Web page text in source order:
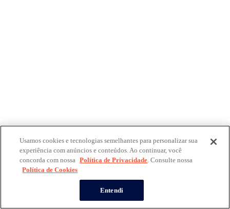
Usamos cookies e tecnologias semelhantes para personalizar sua
experiência com anúncios e conteúdos. Ao continuar, você
concorda com nossa Política de Privacidade. Consulte nossa
Política de Cookies
Entendi